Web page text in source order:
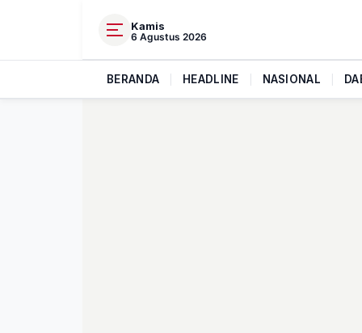
Kamis
6 Agustus 2026
BERANDA HEADLINE NASIONAL